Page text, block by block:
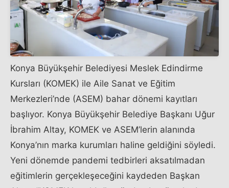
Konya Büyükşehir Belediyesi Meslek Edindirme
Kursları (KOMEK) ile Aile Sanat ve Eğitim
Merkezleri’nde (ASEM) bahar dönemi kayıtları
başlıyor. Konya Büyükşehir Belediye Başkanı Uğur
İbrahim Altay, KOMEK ve ASEM’lerin alanında
Konya’nın marka kurumları haline geldiğini söyledi.
Yeni dönemde pandemi tedbirleri aksatılmadan
eğitimlerin gerçekleşeceğini kaydeden Başkan